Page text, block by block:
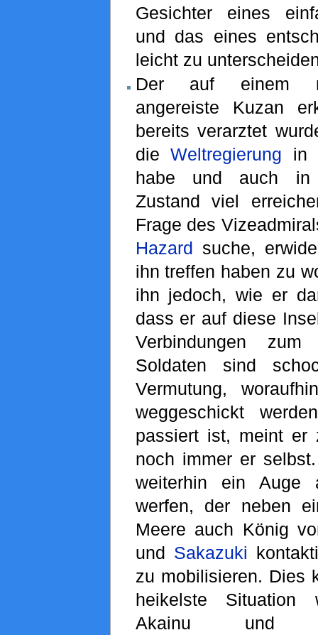
Gesichter eines
und das eines
leicht zu
Der auf einem
angereiste Kuzan
bereits verarztet
dieWeltregierung in
habe und auch in
Zustand viel
Frage des
Hazard suche,
ihn treffen haben zu
ihn jedoch, wie er
dass er auf diese
Verbindungen
Soldaten sind
Vermutung,
weggeschickt
passiert ist, meint er
noch immer er
weiterhin ein Auge
werfen, der neben
Meere auch König
und Sakazuki
zu mobilisieren. Dies
heikelste
Akainu und